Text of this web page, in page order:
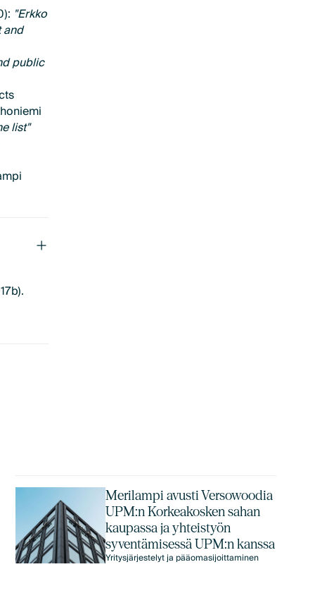
"Erkko
public
list"
Merilampi avusti Versowoodia
UPM:n Korkeakosken sahan
kaupassa ja yhteistyön
syventämisessä UPM:n kanssa
Yritysjärjestelyt ja pääomasijoittaminen